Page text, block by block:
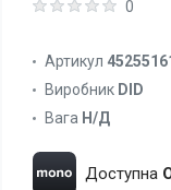
0
Артикул
Виробник DID
Вага Н/Д
Доступна